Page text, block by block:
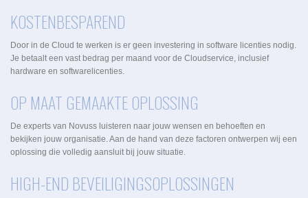
KOSTENBESPAREND
Door in de Cloud te werken is er geen investering in software licenties nodig.
Je betaalt een vast bedrag per maand voor de Cloudservice, inclusief
hardware en softwarelicenties.
OP MAAT GEMAAKTE OPLOSSING
De experts van Novuss luisteren naar jouw wensen en behoeften en
bekijken jouw organisatie. Aan de hand van deze factoren ontwerpen wij een
oplossing die volledig aansluit bij jouw situatie.
HIGH-END BEVEILIGINGSOPLOSSINGEN